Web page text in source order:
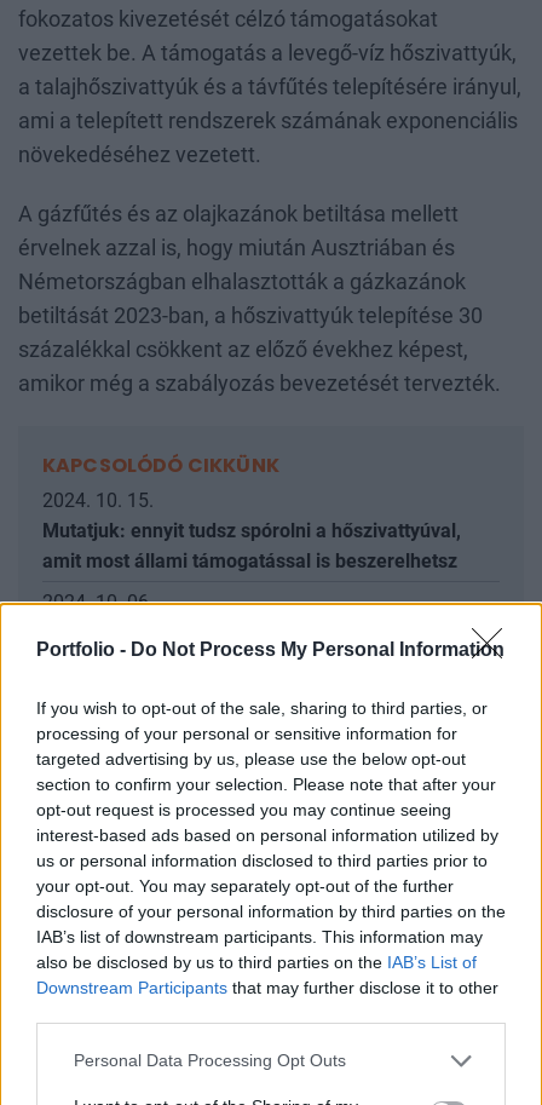
Portfolio - Do Not Process My Personal Information
If you wish to opt-out of the sale, sharing to third parties, or
processing of your personal or sensitive information for
targeted advertising by us, please use the below opt-out
section to confirm your selection. Please note that after your
opt-out request is processed you may continue seeing
interest-based ads based on personal information utilized by
us or personal information disclosed to third parties prior to
your opt-out. You may separately opt-out of the further
disclosure of your personal information by third parties on the
IAB’s list of downstream participants. This information may
also be disclosed by us to third parties on the IAB’s List of
Downstream Participants that may further disclose it to other
Personal Data Processing Opt Outs
fokozatos kivezetését célzó támogatásokat
vezettek be. A támogatás a levegő-víz hőszivattyúk,
a talajhőszivattyúk és a távfűtés telepítésére irányul,
ami a telepített rendszerek számának exponenciális
növekedéséhez vezetett.
A gázfűtés és az olajkazánok betiltása mellett
érvelnek azzal is, hogy miután Ausztriában és
Németországban elhalasztották a gázkazánok
betiltását 2023-ban, a hőszivattyúk telepítése 30
százalékkal csökkent az előző évekhez képest,
amikor még a szabályozás bevezetését tervezték.
KAPCSOLÓDÓ CIKKÜNK
2024. 10. 15.
Mutatjuk: ennyit tudsz spórolni a hőszivattyúval,
amit most állami támogatással is beszerelhetsz
2024. 10. 06.
Lecserélnék a magyarok a gázfűtést, de ennek van
egy nagy akadálya
A címlapkép illusztráció. Címlapkép forrása: Getty Images
Az Európai Unió finanszírozásával. Az itt szereplő
vélemények és állítások a szerző(k) álláspontját
tükrözik, és nem feltétlenül egyeznek meg az
Európai Unió vagy az Európai Bizottság hivatalos